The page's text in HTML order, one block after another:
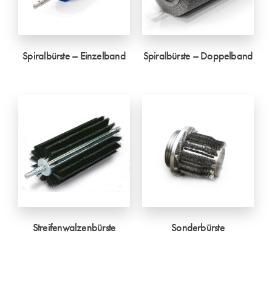
Spiralbürste – Einzelband Spiralbürste – Doppelband
Streifenwalzenbürste Sonderbürste